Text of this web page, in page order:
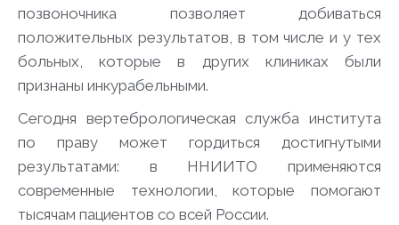
позвоночника позволяет добиваться
положительных результатов, в том числе и у тех
больных, которые в других клиниках были
признаны инкурабельными.
Сегодня вертебрологическая служба института
по праву может гордиться достигнутыми
результатами: в ННИИТО применяются
современные технологии, которые помогают
тысячам пациентов со всей России.